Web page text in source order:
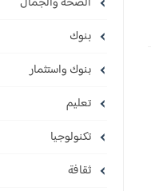
بنوك
بنوك واستثمار
تعليم
تكنولوجيا
ثقافة